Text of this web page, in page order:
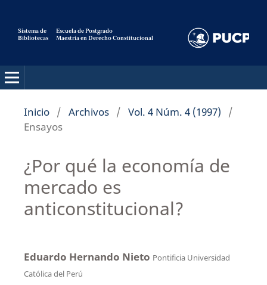
Sistema de
Bibliotecas
Escuela de Postgrado
Maestria en Derecho Constitucional
Inicio / Archivos / Vol. 4 Núm. 4 (1997)
/
Ensayos
¿Por qué la economía de
mercado es
anticonstitucional?
Eduardo Hernando Nieto Pontificia Universidad
Católica del Perú